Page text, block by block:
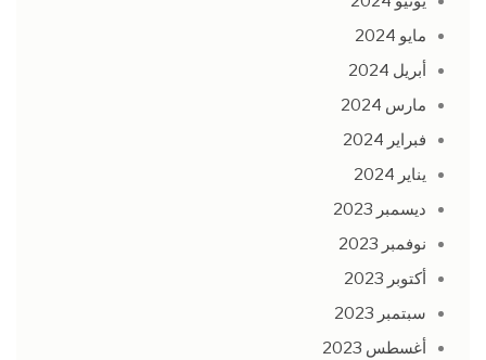
مايو 2024
أبريل 2024
مارس 2024
فبراير 2024
يناير 2024
ديسمبر 2023
نوفمبر 2023
أكتوبر 2023
سبتمبر 2023
أغسطس 2023